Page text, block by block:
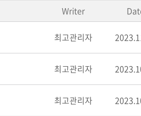
Writer
최고관리자
최고관리자
최고관리자